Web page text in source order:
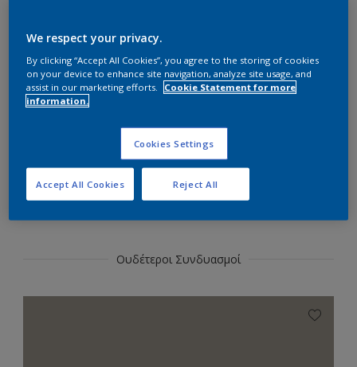
Επιλέξτε αυτήν την απόχρωση
Χρωματικοί Συνδυασμοί
Ουδέτεροι Συνδυασμοί
We respect your privacy.
By clicking “Accept All Cookies”, you agree to the storing of cookies
on your device to enhance site navigation, analyze site usage, and
assist in our marketing efforts.
Cookie Statement for more
information.
Cookies Settings
Reject All
Accept All Cookies